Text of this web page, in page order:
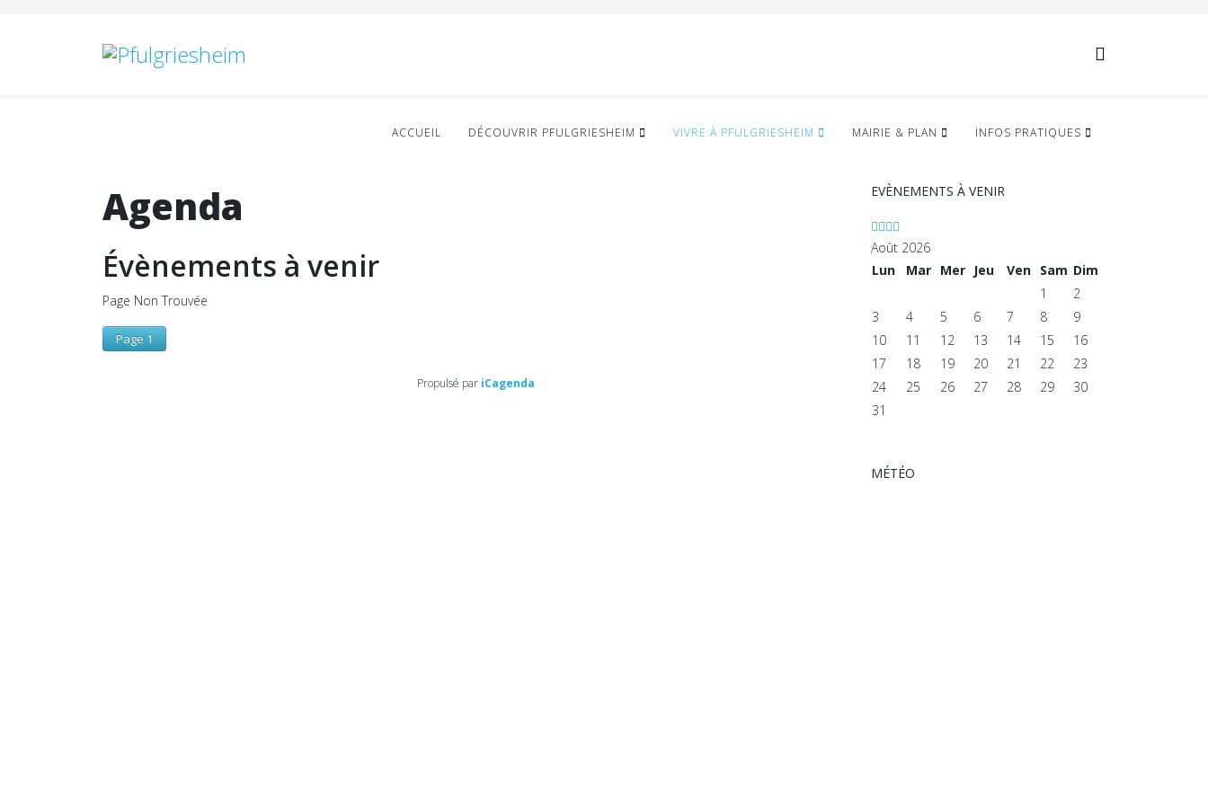
ACCUEIL DÉCOUVRIR PFULGRIESHEIM VIVRE À PFULGRIESHEIM MAIRIE & PLAN INFOS PRATIQUES
Agenda
Évènements à venir
Page Non Trouvée
Page 1
Propulsé par iCagenda
EVÈNEMENTS À VENIR
Août 2026
Lun
Mar Mer Jeu Ven Sam Dim
1
2
3
4 5 6 7 8
9
10
11 12 13 14 15
16
17
18 19 20 21 22
23
24
25 26 27 28 29
30
31
MÉTÉO